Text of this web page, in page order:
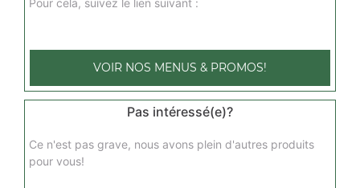
Glace ben & jerry's 500ml
7.00€
Glace haagen-dazs 500 ml
VOIR NOS MENUS & PROMOS!
Pas intéressé(e)?
Ce n'est pas grave, nous avons plein d'autres produits
pour vous!